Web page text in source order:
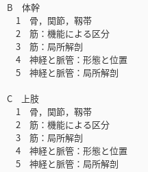
B 体幹
1 骨，関節，靱帯
2 筋：機能による区分
3 筋：局所解剖
4 神経と脈管：形態と位置
5 神経と脈管：局所解剖
C 上肢
1 骨，関節，靱帯
2 筋：機能による区分
3 筋：局所解剖
4 神経と脈管：形態と位置
5 神経と脈管：局所解剖